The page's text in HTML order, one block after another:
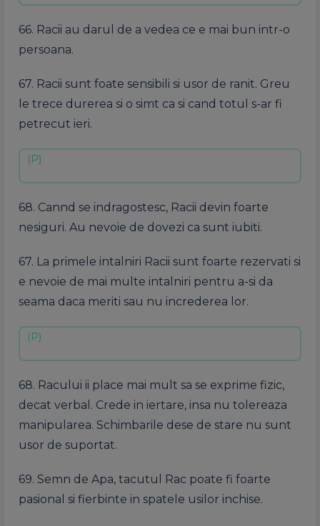
66. Racii au darul de a vedea ce e mai bun intr-o
persoana.
67. Racii sunt foate sensibili si usor de ranit. Greu
le trece durerea si o simt ca si cand totul s-ar fi
petrecut ieri.
68. Cannd se indragostesc, Racii devin foarte
nesiguri. Au nevoie de dovezi ca sunt iubiti.
67. La primele intalniri Racii sunt foarte rezervati si
e nevoie de mai multe intalniri pentru a-si da
seama daca meriti sau nu increderea lor.
68. Racului ii place mai mult sa se exprime fizic,
decat verbal. Crede in iertare, insa nu tolereaza
manipularea. Schimbarile dese de stare nu sunt
usor de suportat.
69. Semn de Apa, tacutul Rac poate fi foarte
pasional si fierbinte in spatele usilor inchise.